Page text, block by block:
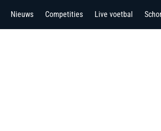
Nieuws Competities Live voetbal